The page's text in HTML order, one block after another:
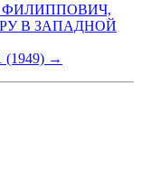
ФИЛИППОВИЧ,
В ЗАПАДНОЙ
(1949) →